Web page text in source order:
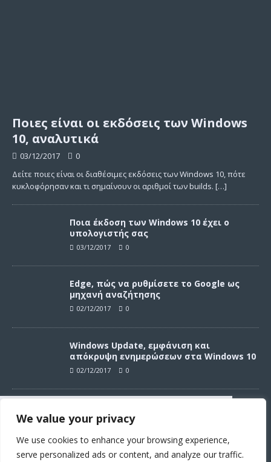
Συνεχίζοντας σε αυτό τον ιστότοπο
αποδέχεστε την χρήση των cookies
σύμφωνα με τους όρους χρήσης.
We value your privacy
We use cookies to enhance your browsing experience,
serve personalized ads or content, and analyze our traffic.
Ποιες είναι οι εκδόσεις των Windows
10, αναλυτικά
03/12/2017
0
Δείτε ποιες είναι οι διαθέσιμες εκδόσεις των Windows 10, πότε
κυκλοφόρησαν και τι σημαίνουν οι αριθμοί των builds. […]
Ποια έκδοση των Windows 10 έχει ο
υπολογιστής σας
03/12/2017 0
Edge, πώς να ρυθμίσετε το Google ως
μηχανή αναζήτησης
02/12/2017 0
Windows Update, εμφάνιση και
απόκρυψη ενημερώσεων στα Windows 10
02/12/2017 0
ενημερώσεων στα Windows 10